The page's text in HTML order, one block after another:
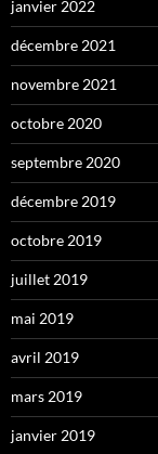
janvier 2022
décembre 2021
novembre 2021
octobre 2020
septembre 2020
décembre 2019
octobre 2019
juillet 2019
mai 2019
avril 2019
mars 2019
janvier 2019